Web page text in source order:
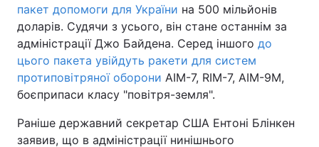
пакет допомоги для України на 500 мільйонів
доларів. Судячи з усього, він стане останнім за
адміністрації Джо Байдена. Серед іншого до
цього пакета увійдуть ракети для систем
протиповітряної оборони AIM-7, RIM-7, AIM-9M,
боєприпаси класу "повітря-земля".
Раніше державний секретар США Ентоні Блінкен
заявив, що в адміністрації нинішнього